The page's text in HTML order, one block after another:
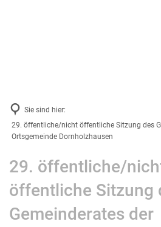
Stadtbücherei Bad Ems
Stadtbibliothek in Nassau
Volkshochschule
Weiterbildungsportal
Projektsteckbriefe
Sie sind hier:
29. öffentliche/nicht öffentliche Sitzung des
Ortsgemeinde Dornholzhausen
29. öffentliche/
öffentliche Sitzung
Gemeinderates der